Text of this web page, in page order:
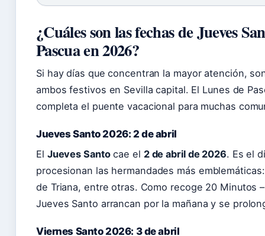
¿Cuáles son las fechas de Jueves
Pascua en 2026?
Si hay días que concentran la mayor atención,
ambos festivos en Sevilla capital. El Lunes de
completa el puente vacacional para muchas
Jueves Santo 2026: 2 de abril
El Jueves Santocae el 2 de abril de 2026. Es el
procesionan las hermandades más
de Triana, entre otras. Como recoge 20 Minutos
Jueves Santo arrancan por la mañana y se
Viernes Santo 2026: 3 de abril